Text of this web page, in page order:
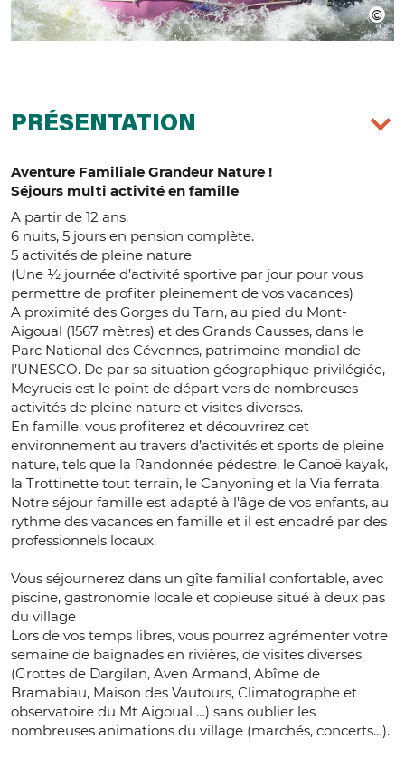
PRÉSENTATION
Aventure Familiale Grandeur Nature !
Séjours multi activité en famille
A partir de 12 ans.
6 nuits, 5 jours en pension complète.
5 activités de pleine nature
(Une ½ journée d’activité sportive par jour pour vous
permettre de profiter pleinement de vos vacances)
A proximité des Gorges du Tarn, au pied du Mont-
Aigoual (1567 mètres) et des Grands Causses, dans le
Parc National des Cévennes, patrimoine mondial de
l’UNESCO. De par sa situation géographique privilégiée,
Meyrueis est le point de départ vers de nombreuses
activités de pleine nature et visites diverses.
En famille, vous profiterez et découvrirez cet
environnement au travers d’activités et sports de pleine
nature, tels que la Randonnée pédestre, le Canoë kayak,
la Trottinette tout terrain, le Canyoning et la Via ferrata.
Notre séjour famille est adapté à l'âge de vos enfants, au
rythme des vacances en famille et il est encadré par des
professionnels locaux.
Vous séjournerez dans un gîte familial confortable, avec
piscine, gastronomie locale et copieuse situé à deux pas
du village
Lors de vos temps libres, vous pourrez agrémenter votre
semaine de baignades en rivières, de visites diverses
(Grottes de Dargilan, Aven Armand, Abîme de
Bramabiau, Maison des Vautours, Climatographe et
observatoire du Mt Aigoual …) sans oublier les
nombreuses animations du village (marchés, concerts…).